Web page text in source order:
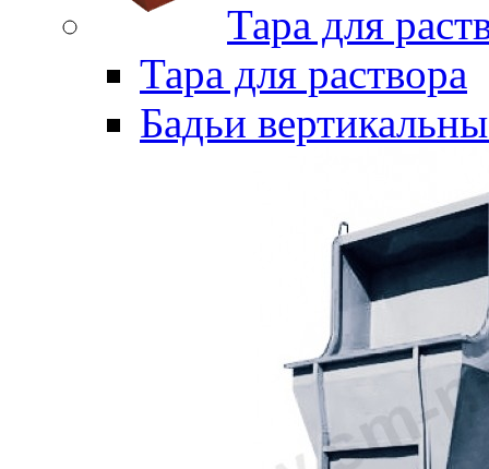
Тара для
Тара для раствора
Бадьи